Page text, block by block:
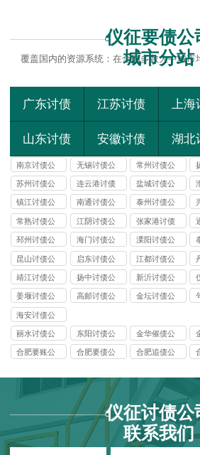
仪征要债公
城市分站
覆盖国内的资源系统：在全国多数大中城市
广东讨债 江苏讨债 上海
山东讨债 安徽讨债 湖北
南京讨债公
司
无锡讨债公
司
常州讨债公
司
苏州讨债公
司
连云港讨债
公司
盐城讨债公
司
镇江讨债公
司
南通讨债公
司
泰州讨债公
司
常熟讨债公
司
江阴讨债公
司
张家港讨债
公司
邳州讨债公
司
海门讨债公
司
溧阳讨债公
司
昆山讨债公
司
启东讨债公
司
江都讨债公
司
靖江讨债公
司
扬中讨债公
司
新沂讨债公
司
姜堰讨债公
司
高邮讨债公
金坛讨债公
海安讨债公
司
丽水讨债公
司
东阳讨债公
司
金华催债公
司
司
合肥要账公
合肥要债公
合肥追债公
仪征讨债公
联系我们